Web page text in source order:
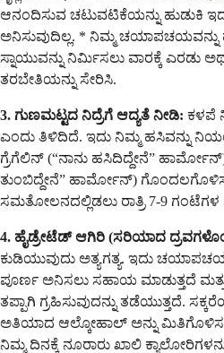
ಆನಂದಿಸುವ ಚಟುವಟಿಕೆಯನ್ನು ಹುಡುಕಿ
ಅನಿಸುವುದಿಲ್ಲ. * ನಿಮ್ಮ
ಸ್ನಾಯುವನ್ನು ನಿರ್ಮಿಸಲು ವಾರಕ್ಕೆ ಎರಡು
ತರಬೇತಿಯನ್ನು ಸೇರಿಸಿ.
3. ಗುಣಮಟ್ಟದ ನಿದ್ರೆಗೆ ಆದ್ಯತೆ ನೀಡಿ: ಕಳಪೆ
ಎಂದು ತಿಳಿದಿದೆ. ಇದು ನಿಮ್ಮ ಹಸಿವನ್ನು
ಗ್ರೆಗೆಲಿನ್ (“ನಾನು ಹಸಿದಿದ್ದೇನೆ”
ತುಂಬಿದ್ದೇನೆ” ಹಾರ್ಮೋನ್)
ಸಮತೋಲನದಲ್ಲಿಡಲು ರಾತ್ರಿ 7-9 ಗಂಟೆಗಳ
4. ಹೈಡ್ರೇಟೆಡ್ ಆಗಿರಿ (ಸರಿಯಾದ
ಕುಡಿಯುವುದು ಅತ್ಯಗತ್ಯ. ಇದು
ಪೂರ್ಣ ಅನಿಸಲು ಸಹಾಯ ಮಾಡುತ್ತದೆ
ತಪ್ಪಾಗಿ ಗ್ರಹಿಸುವುದನ್ನು ತಡೆಯುತ್ತದೆ.
ಅತಿಯಾದ ಆಲ್ಕೋಹಾಲ್ ಅನ್ನು
ನಿಮ್ಮ ದಿನಕ್ಕೆ ನೂರಾರು ಖಾಲಿ